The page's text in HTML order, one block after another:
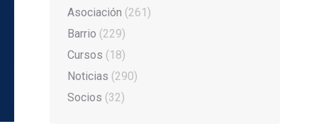
Asociación (261)
Barrio (229)
Cursos (18)
Noticias (290)
Socios (32)